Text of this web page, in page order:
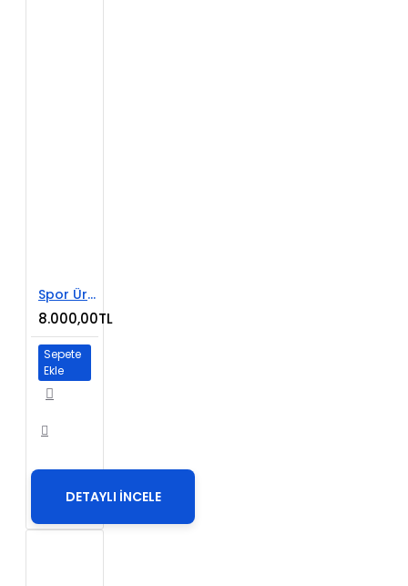
Spor Ürünleri E-Ticaret Web Sitesi
8.000,00TL
Sepete
Ekle
DETAYLI İNCELE